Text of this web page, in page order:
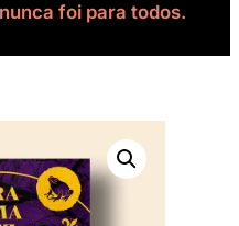
foi para todos.